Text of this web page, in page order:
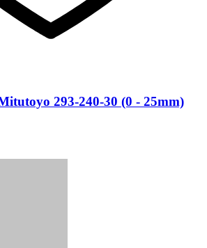
293-240-30 (0 - 25mm)